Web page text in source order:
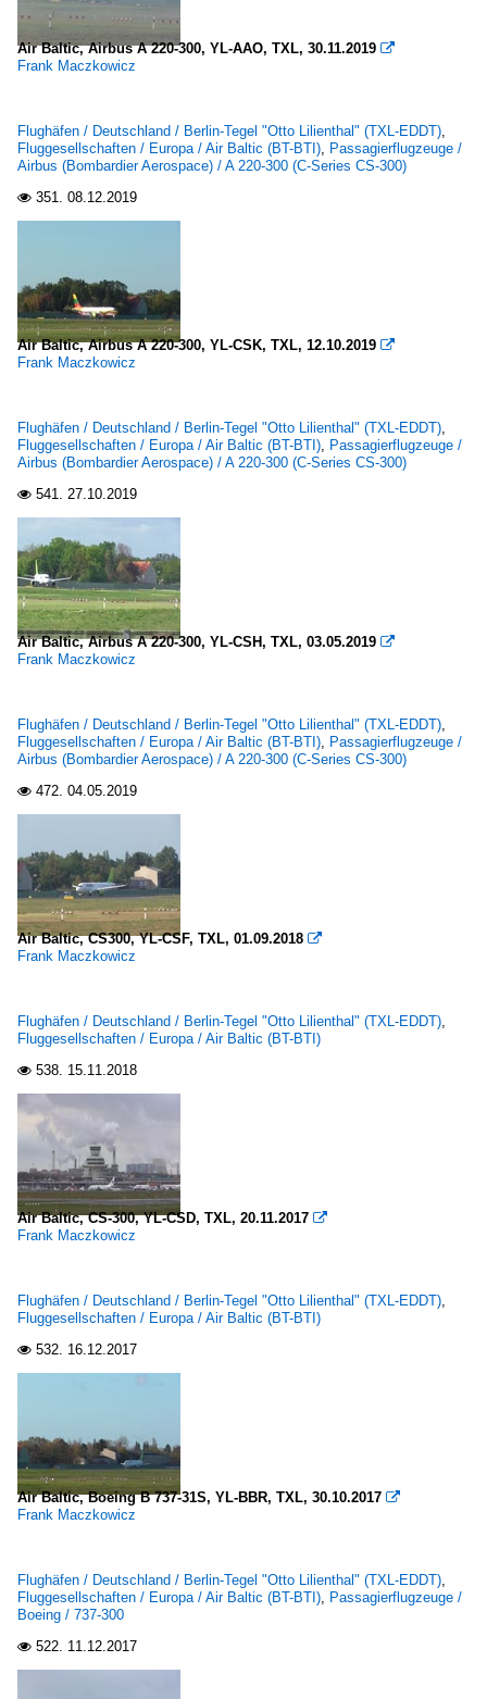
Air Baltic, Airbus A 220-300, YL-AAO, TXL, 30.11.2019 
Frank Maczkowicz
Flughäfen / Deutschland / Berlin-Tegel "Otto Lilienthal" (TXL-EDDT),
Fluggesellschaften / Europa / Air Baltic (BT-BTI), Passagierflugzeuge /
Airbus (Bombardier Aerospace) / A 220-300 (C-Series CS-300)
 351. 08.12.2019
Air Baltic, Airbus A 220-300, YL-CSK, TXL, 12.10.2019 
Frank Maczkowicz
Flughäfen / Deutschland / Berlin-Tegel "Otto Lilienthal" (TXL-EDDT),
Fluggesellschaften / Europa / Air Baltic (BT-BTI), Passagierflugzeuge /
Airbus (Bombardier Aerospace) / A 220-300 (C-Series CS-300)
 541. 27.10.2019
Air Baltic, Airbus A 220-300, YL-CSH, TXL, 03.05.2019 
Frank Maczkowicz
Flughäfen / Deutschland / Berlin-Tegel "Otto Lilienthal" (TXL-EDDT),
Fluggesellschaften / Europa / Air Baltic (BT-BTI), Passagierflugzeuge /
Airbus (Bombardier Aerospace) / A 220-300 (C-Series CS-300)
 472. 04.05.2019
Air Baltic, CS300, YL-CSF, TXL, 01.09.2018 
Frank Maczkowicz
Flughäfen / Deutschland / Berlin-Tegel "Otto Lilienthal" (TXL-EDDT),
Fluggesellschaften / Europa / Air Baltic (BT-BTI)
 538. 15.11.2018
Air Baltic, CS-300, YL-CSD, TXL, 20.11.2017 
Frank Maczkowicz
Flughäfen / Deutschland / Berlin-Tegel "Otto Lilienthal" (TXL-EDDT),
Fluggesellschaften / Europa / Air Baltic (BT-BTI)
 532. 16.12.2017
Air Baltic, Boeing B 737-31S, YL-BBR, TXL, 30.10.2017 
Frank Maczkowicz
Flughäfen / Deutschland / Berlin-Tegel "Otto Lilienthal" (TXL-EDDT),
Fluggesellschaften / Europa / Air Baltic (BT-BTI), Passagierflugzeuge /
Boeing / 737-300
 522. 11.12.2017